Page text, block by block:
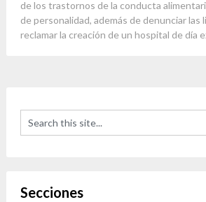
de los trastornos de la conducta
de personalidad, además de denunciar las
reclamar la creación de un hospital de día
Secciones